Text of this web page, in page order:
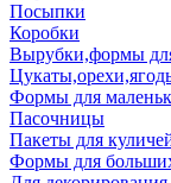
Посыпки
Коробки
Вырубки,формы
Формы для
Пасочницы
Пакеты для
Формы для